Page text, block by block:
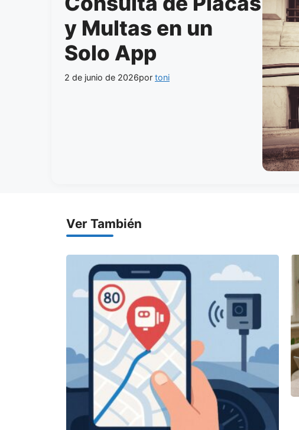
y Multas en un
Solo App
2 de junio de 2026por toni
Ver También